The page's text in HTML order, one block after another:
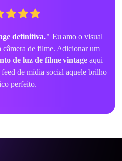
definitiva." Eu amo o visual
câmera de filme. Adicionar um
de luz de filme vintage aqui
feed de mídia social aquele brilho
perfeito.